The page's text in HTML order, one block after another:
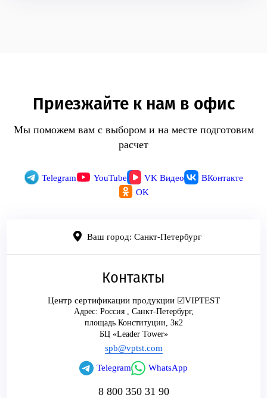
Приезжайте к нам в офис
Мы поможем вам с выбором и на месте подготовим
расчет
Telegram YouTube VK Видео
ВКонтакте
OK
Ваш город: Санкт-Петербург
Контакты
Центр сертификации продукции ☑VIPTEST
Адрес: Россия , Санкт-Петербург,
площадь Конституции, 3к2
БЦ «Leader Tower»
spb@vptst.com
Telegram WhatsApp
8 800 350 31 90